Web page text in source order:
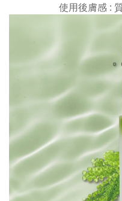
使用後膚感 :